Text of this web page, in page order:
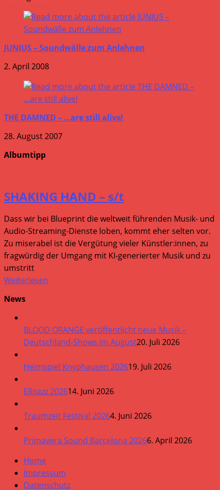
JUNIUS – Soundwälle zum Anlehnen
2. April 2008
THE DAMNED – …are still alive!
28. August 2007
Albumtipp
SHAKING HAND – s/t
Dass wir bei Blueprint die weltweit führenden Musik- und
Audio-Streaming-Dienste loben, kommt eher selten vor.
Zu miserabel ist die Vergütung vieler Künstler:innen, zu
fragwürdig der Umgang mit KI-generierter Musik und zu
umstritt
Weiterlesen
News
BLOOD ORANGE veröffentlicht neue Musik –
Deutschland-Shows im August20. Juli 2026
Heimspiel Knyphausen 202619. Juli 2026
Elbjazz 202614. Juni 2026
Traumzeit Festival 20264. Juni 2026
Primavera Sound Barcelona 20266. April 2026
Home
Impressum
Datenschutz